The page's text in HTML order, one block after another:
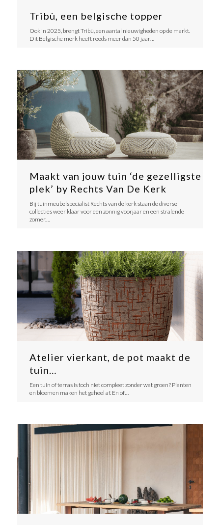
Tribù, een belgische topper
Ook in 2025, brengt Tribù, een aantal nieuwigheden op de markt.
Dit Belgische merk heeft reeds meer dan 50 jaar…
Maakt van jouw tuin ‘de gezelligste
plek’ by Rechts Van De Kerk
Bij tuinmeubelspecialist Rechts van de kerk staan de diverse
collecties weer klaar voor een zonnig voorjaar en een stralende
zomer.…
Atelier vierkant, de pot maakt de
tuin…
Een tuin of terras is toch niet compleet zonder wat groen? Planten
en bloemen maken het geheel af. En of…